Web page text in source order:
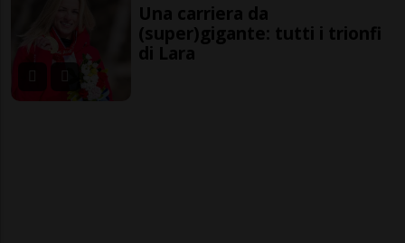
Una carriera da
(super)gigante: tutti i trionfi
di Lara